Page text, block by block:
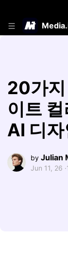
20가지
이트
AI 디
by Julian
Jun 11, 26 ·